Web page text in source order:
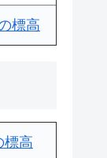
標高
標高